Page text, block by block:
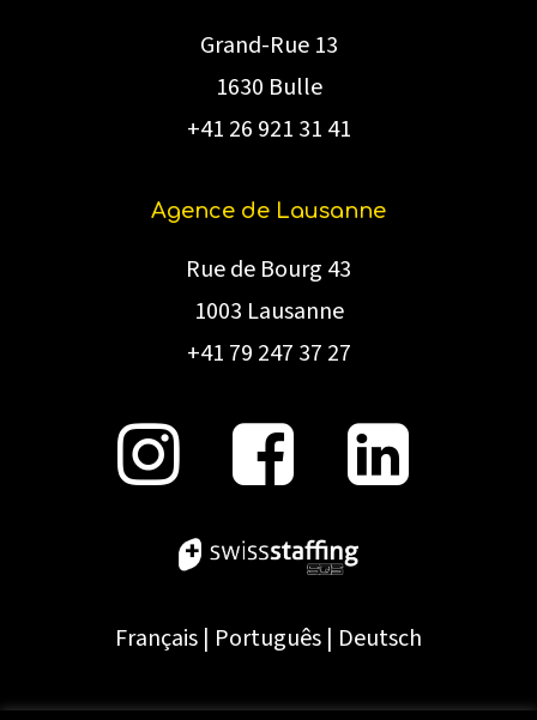
Grand-Rue 13
1630 Bulle
+41 26 921 31 41
Agence de Lausanne
Rue de Bourg 43
1003 Lausanne
+41 79 247 37 27
Français | Português | Deutsch